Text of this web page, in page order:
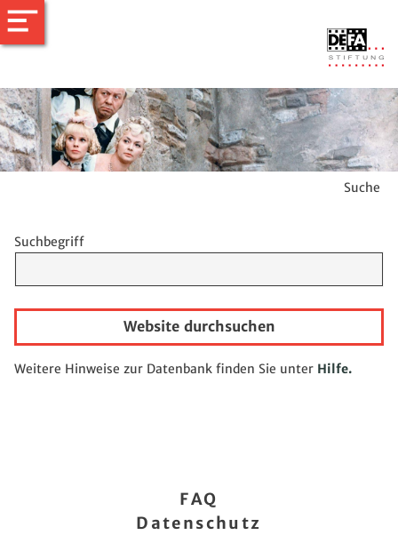
Suche
Suchbegriff
Website durchsuchen
Weitere Hinweise zur Datenbank finden Sie unter Hilfe.
FAQ
Datenschutz